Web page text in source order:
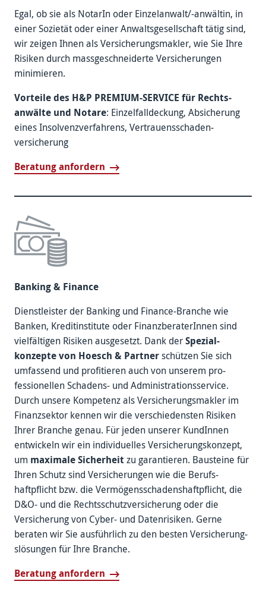
Egal, ob sie als NotarIn oder Einzel­anwalt/-anwältin, in
einer Sozietät oder einer Anwalts­gesellschaft tätig sind,
wir zeigen Ihnen als Versicherungs­makler, wie Sie Ihre
Risiken durch mass­geschneiderte Versicherungen
minimieren.
Vorteile des H&P PREMIUM-SERVICE für Rechts­
anwälte und Notare: Einzel­falldeckung, Ab­sicherung
eines Insolvenz­verfahrens, Vertrauens­schaden­
versicherung
Beratung anfordern
Banking & Finance
Dienstleister der Banking und Finance-Branche wie
Banken, Kredit­institute oder Finanz­berater­Innen sind
viel­fältigen Risiken ausgesetzt. Dank derSpezial­
konzepte von Hoesch & Partnerschützen Sie sich
umfassend und profitieren auch von unserem pro­
fessionellen Schadens- und Administrations­service.
Durch unsere Kompetenz als Versicherungs­makler im
Finanz­sektor kennen wir die ver­schiedensten Risiken
Ihrer Branche genau. Für jeden unserer Kund­Innen
entwickeln wir ein individuelles Versicherungs­konzept,
um maximale Sicherheitzu garantieren. Bausteine für
Ihren Schutz sind Versicherungen wie die Berufs­
haftpflicht bzw. die Vermögens­schadens­haftpflicht, die
D&O- und die Rechts­schutz­versicherung oder die
Versicherung von Cyber- und Daten­risiken. Gerne
beraten wir Sie ausführlich zu den besten Versicherung­
slösungen für Ihre Branche.
Beratung anfordern